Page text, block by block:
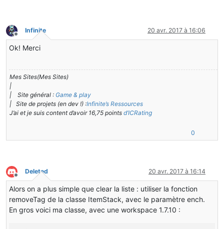
Hors-ligne
Infinite 20 avr. 2017 à 16:06
Ok! Merci
Mes Sites(Mes Sites)
|
| Site général : Game & play
| Site de projets (en dev !) :Infinite’s Ressources
J’ai et je suis content d’avoir 16,75 points d’ICRating
0
Hors-ligne
Deleted 20 avr. 2017 à 16:14
Alors on a plus simple que clear la liste : utiliser la fonction
removeTag de la classe ItemStack, avec le paramètre ench.
En gros voici ma classe, avec une workspace 1.7.10 :